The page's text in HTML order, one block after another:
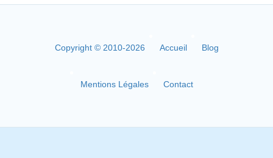
Copyright © 2010-2026 Accueil Blog
Mentions Légales Contact